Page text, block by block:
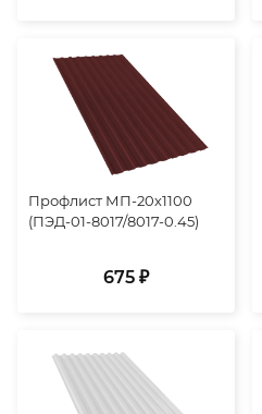
Профлист МП-20х1100
(ПЭД-01-8017/8017-0.45)
675 ₽